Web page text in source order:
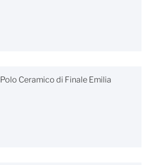
Polo Ceramico di Finale Emilia